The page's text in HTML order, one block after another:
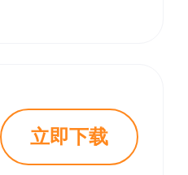
立即下载